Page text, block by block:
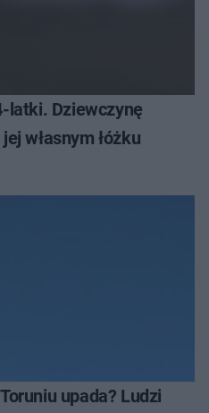
latki. Dziewczynę
własnym łóżku
upada? Ludzi